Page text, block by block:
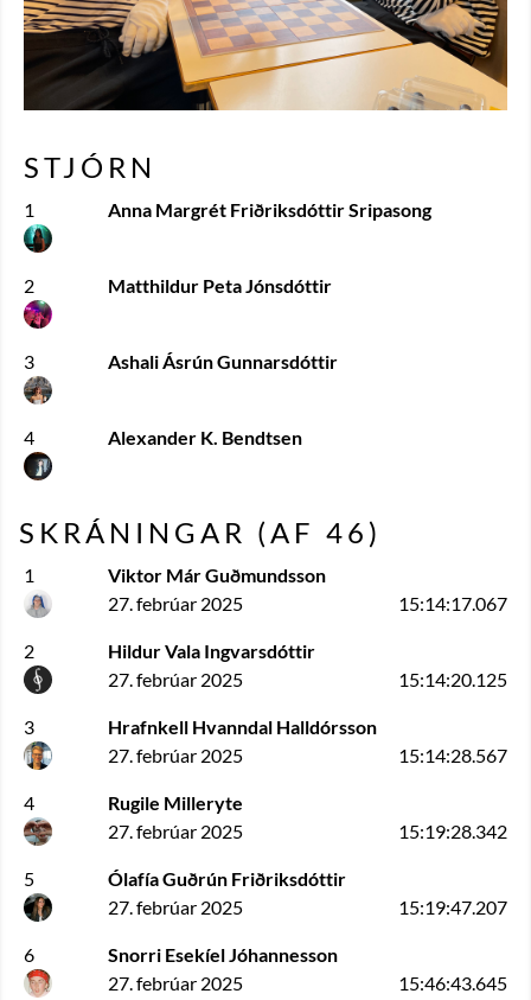
STJÓRN
1 Anna Margrét Friðriksdóttir Sripasong
2 Matthildur Peta Jónsdóttir
3 Ashali Ásrún Gunnarsdóttir
4 Alexander K. Bendtsen
SKRÁNINGAR (AF 46 )
1
Viktor Már Guðmundsson
27. febrúar 2025
15:14:17.067
2
Hildur Vala Ingvarsdóttir
27. febrúar 2025
15:14:20.125
3
Hrafnkell Hvanndal Halldórsson
27. febrúar 2025
15:14:28.567
4
Rugile Milleryte
27. febrúar 2025
15:19:28.342
5
Ólafía Guðrún Friðriksdóttir
27. febrúar 2025
15:19:47.207
6
Snorri Esekíel Jóhannesson
27. febrúar 2025
15:46:43.645